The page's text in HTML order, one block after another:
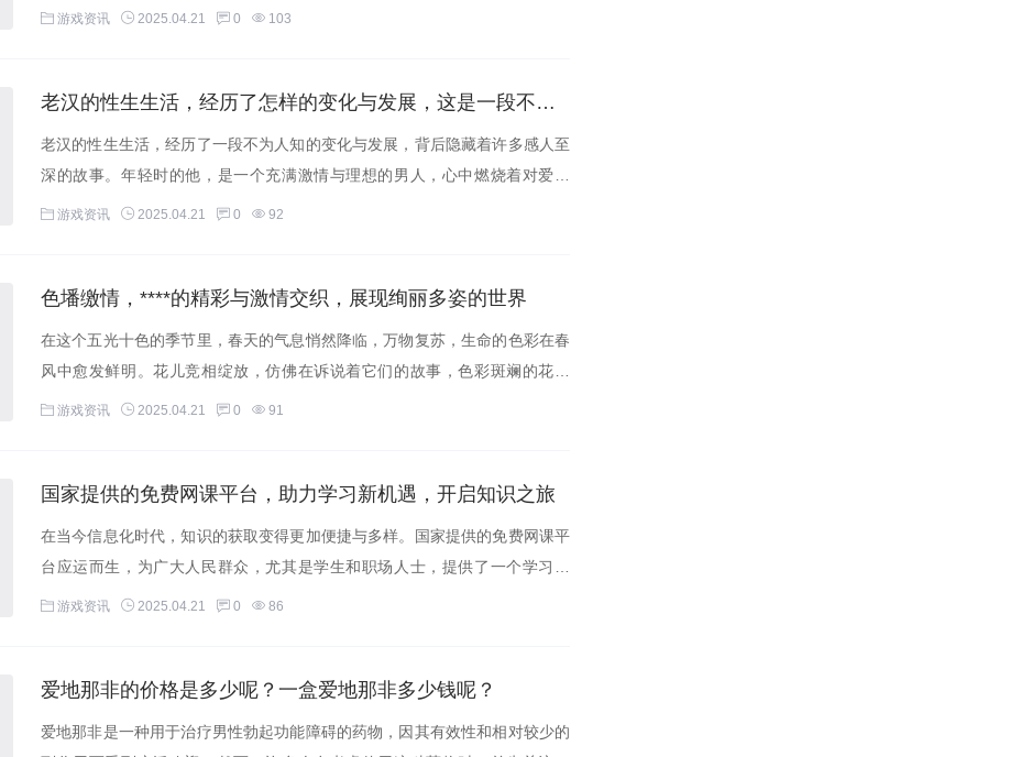
合...游戏资讯 2025.04.21 0 103
老汉的性生生活，经历了怎样的变化与发展，这是一段不为人知的故事。
老汉的性生生活，经历了一段不为人知的变化与发展，背后隐藏着许多感人至
深的故事。年轻时的他，是一个充满激情与理想的男人，心中燃烧着对爱情
与...游戏资讯 2025.04.21 0 92
色墦缴情，****的精彩与激情交织，展现绚丽多姿的世界
在这个五光十色的季节里，春天的气息悄然降临，万物复苏，生命的色彩在春
风中愈发鲜明。花儿竞相绽放，仿佛在诉说着它们的故事，色彩斑斓的花瓣
在...游戏资讯 2025.04.21 0 91
国家提供的免费网课平台，助力学习新机遇，开启知识之旅
在当今信息化时代，知识的获取变得更加便捷与多样。国家提供的免费网课平
台应运而生，为广大人民群众，尤其是学生和职场人士，提供了一个学习新
技...游戏资讯 2025.04.21 0 86
爱地那非的价格是多少呢？一盒爱地那非多少钱呢？
爱地那非是一种用于治疗男性勃起功能障碍的药物，因其有效性和相对较少的